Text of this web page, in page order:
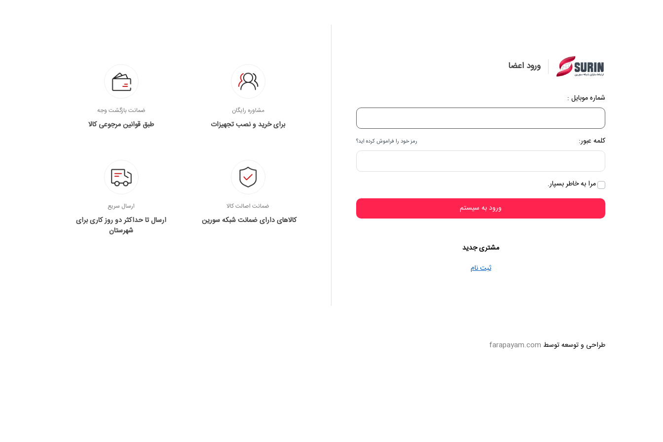
ورود اعضا
شماره موبایل :
کلمه عبور: رمز خود را فراموش کرده اید؟
مرا به خاطر بسپار.
ورود به سیستم
مشتری جدید
ثبت نام
مشاوره رایگان
برای خرید و نصب تجهیزات
ضمانت بازگشت وجه
طبق قوانین مرجوعی کالا
ضمانت اصالت کالا
کالاهای دارای ضمانت شبکه سورین
ارسال سریع
ارسال تا حداکثر دو روز کاری برای
شهرستان
طراحی و توسعه توسط farapayam.com